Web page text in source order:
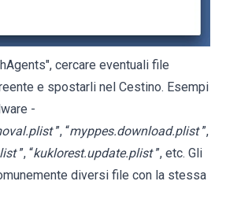
cercare eventuali file
e spostarli nel Cestino. Esempi
-
”, “myppes.download.plist ”,
”, “kuklorest.update.plist ”, etc. Gli
diversi file con la stessa